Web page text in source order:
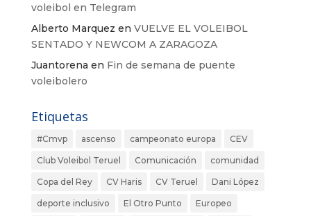
voleibol en Telegram
Alberto Marquez en VUELVE EL VOLEIBOL
SENTADO Y NEWCOM A ZARAGOZA
Juantorena en Fin de semana de puente
voleibolero
Etiquetas
#Cmvp ascenso campeonato europa CEV
Club Voleibol Teruel Comunicación comunidad
Copa del Rey CV Haris CV Teruel Dani López
deporte inclusivo El Otro Punto Europeo